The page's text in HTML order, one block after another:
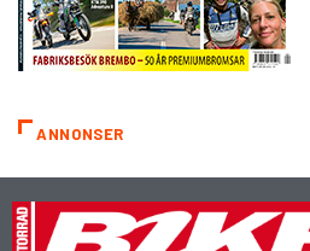
ANNONSER